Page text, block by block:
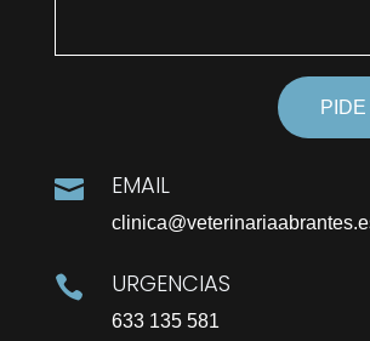
 EMAIL
 URGENCIAS
633 135 581